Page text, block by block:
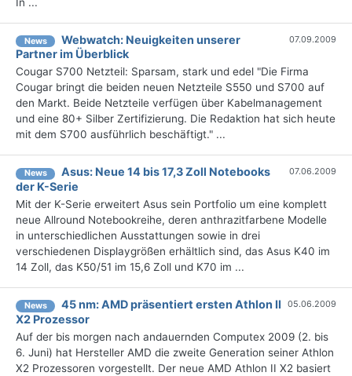
News
Webwatch: Neuigkeiten unserer
Partner im Überblick
07.09.2009
Cougar S700 Netzteil: Sparsam, stark und edel "Die Firma
Cougar bringt die beiden neuen Netzteile S550 und S700 auf
den Markt. Beide Netzteile verfügen über Kabelmanagement
und eine 80+ Silber Zertifizierung. Die Redaktion hat sich heute
mit dem S700 ausführlich beschäftigt." ...
News
Asus: Neue 14 bis 17,3 Zoll Notebooks
der K-Serie
07.06.2009
Mit der K-Serie erweitert Asus sein Portfolio um eine komplett
neue Allround Notebookreihe, deren anthrazitfarbene Modelle
in unterschiedlichen Ausstattungen sowie in drei
verschiedenen Displaygrößen erhältlich sind, das Asus K40 im
14 Zoll, das K50/51 im 15,6 Zoll und K70 im ...
News
45 nm: AMD präsentiert ersten Athlon II
X2 Prozessor
05.06.2009
Auf der bis morgen nach andauernden Computex 2009 (2. bis
6. Juni) hat Hersteller AMD die zweite Generation seiner Athlon
X2 Prozessoren vorgestellt. Der neue AMD Athlon II X2 basiert